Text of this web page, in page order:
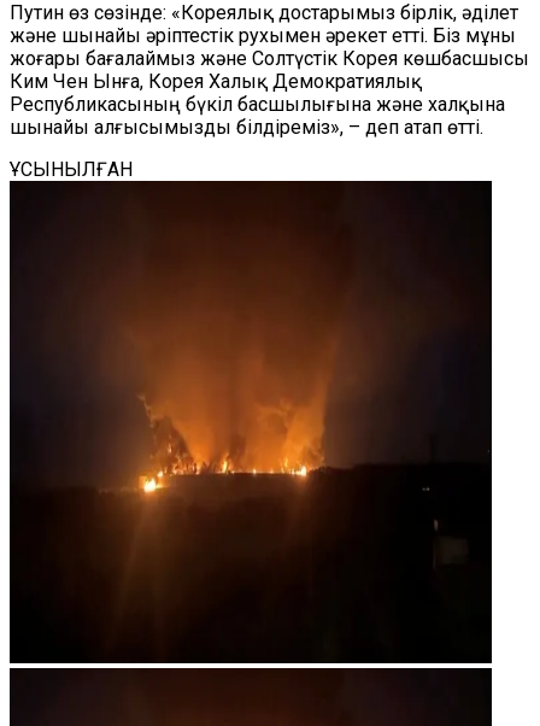
Путин өз сөзінде: «Кореялық достарымыз бірлік, әділет
және шынайы әріптестік рухымен әрекет етті. Біз мұны
жоғары бағалаймыз және Солтүстік Корея көшбасшысы
Ким Чен Ынға, Корея Халық Демократиялық
Республикасының бүкіл басшылығына және халқына
шынайы алғысымызды білдіреміз», – деп атап өтті.
ҰСЫНЫЛҒАН